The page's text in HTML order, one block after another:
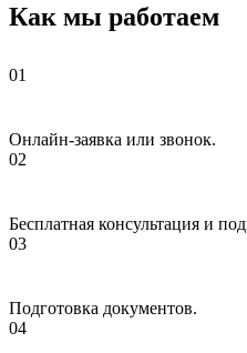
Как мы работаем
Онлайн-заявка или звонок.
Бесплатная консультация и
Подготовка документов.